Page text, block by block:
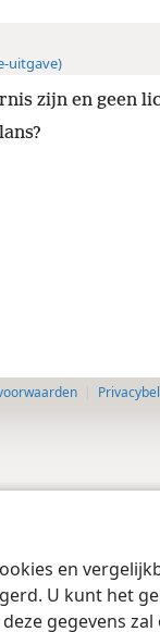
en
U kunt het
gegevens
uitgave)
zijn en geen